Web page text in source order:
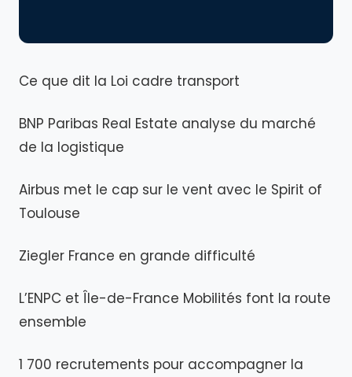
Ce que dit la Loi cadre transport
BNP Paribas Real Estate analyse du marché
de la logistique
Airbus met le cap sur le vent avec le Spirit of
Toulouse
Ziegler France en grande difficulté
L’ENPC et Île-de-France Mobilités font la route
ensemble
1 700 recrutements pour accompagner la